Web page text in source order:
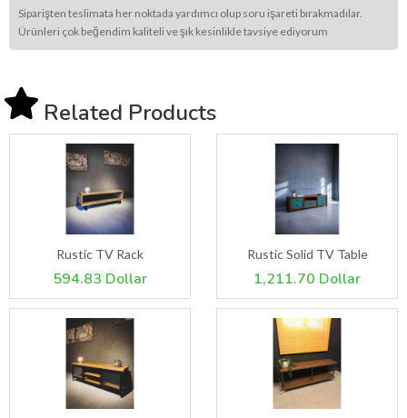
Siparişten teslimata her noktada yardımcı olup soru işareti bırakmadılar.
Ürünleri çok beğendim kaliteli ve şık kesinlikle tavsiye ediyorum
Related Products
Rustic TV Rack
594.83 Dollar
Rustic Solid TV Table
1,211.70 Dollar